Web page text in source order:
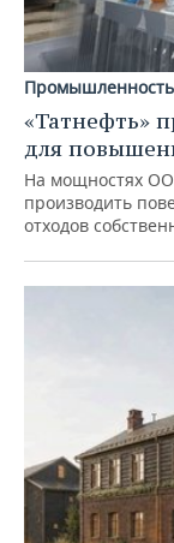
Промышленность
«Татнефть»
для
На мощностях
производить
отходов